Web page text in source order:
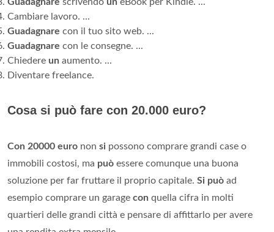
Cambiare lavoro. ...
Guadagnare con il tuo sito web. ...
Guadagnare con le consegne. ...
Chiedere un aumento. ...
Diventare freelance.
Cosa si può fare con 20.000 euro?
Con 20000 euro non si possono comprare grandi case o
immobili costosi, ma può essere comunque una buona
soluzione per far fruttare il proprio capitale. Si può ad
esempio comprare un garage con quella cifra in molti
quartieri delle grandi città e pensare di affittarlo per avere